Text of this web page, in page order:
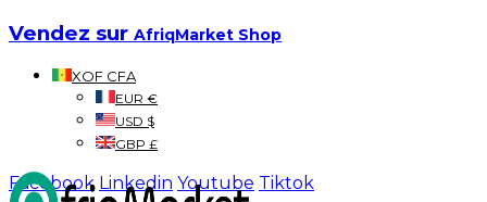
Vendez sur AfriqMarket Shop
XOF CFA
EUR €
USD $
GBP £
Facebook Linkedin Youtube Tiktok